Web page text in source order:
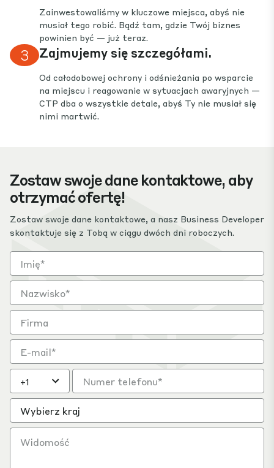
Zainwestowaliśmy w kluczowe miejsca, abyś nie
musiał tego robić. Bądź tam, gdzie Twój biznes
powinien być — już teraz.
3 Zajmujemy się szczegółami.
Od całodobowej ochrony i odśnieżania po wsparcie
na miejscu i reagowanie w sytuacjach awaryjnych —
CTP dba o wszystkie detale, abyś Ty nie musiał się
nimi martwić.
Zostaw swoje dane kontaktowe, aby
otrzymać ofertę!
Zostaw swoje dane kontaktowe, a nasz Business Developer
skontaktuje się z Tobą w ciągu dwóch dni roboczych.
Wybierz kraj